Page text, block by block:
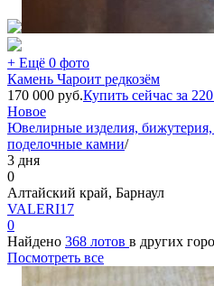
+ Ещё 0 фото
Камень Чароит редкозём
170 000 руб.Купить сейчас за
Новое
Ювелирные изделия,
поделочные камни/
3 дня
0
Алтайский край, Барнаул
VALERI17
0
Найдено 368 лотов в других
Посмотреть все